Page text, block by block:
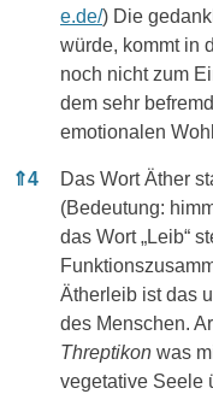
e.de/) Die
würde, kommt in
noch nicht zum
dem sehr
emotionalen
⇑4
Das Wort Äther
(Bedeutung:
das Wort „Leib“
Ätherleib ist das
des Menschen.
Threptikon was
vegetative Seele